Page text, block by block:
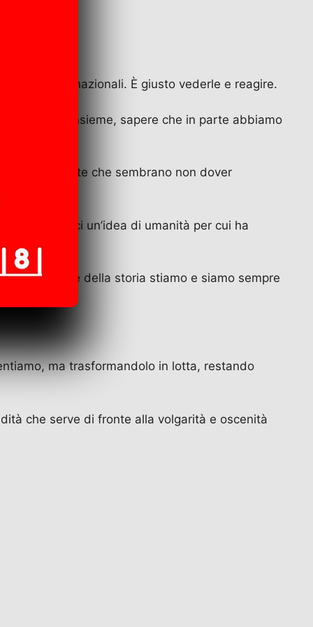
acque internazionali. È giusto vederle e reagire.
tutto insieme, sapere che in parte abbiamo
forze armate che sembrano non dover
Cancellarci un’idea di umanità per cui ha
che parte della storia stiamo e siamo sempre
ma trasformandolo in lotta, restando
che serve di fronte alla volgarità e oscenità